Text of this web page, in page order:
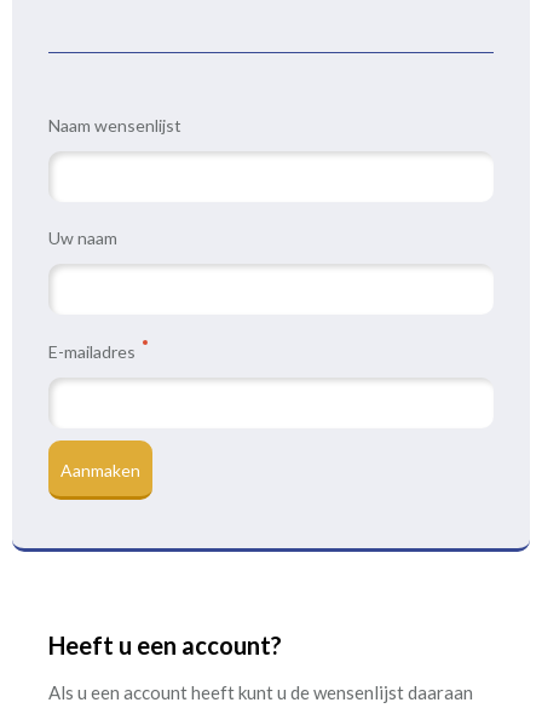
Naam wensenlijst
Uw naam
E-mailadres
Aanmaken
Heeft u een account?
Als u een account heeft kunt u de wensenlijst daaraan